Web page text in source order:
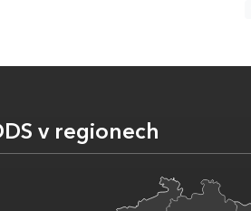
v regionech